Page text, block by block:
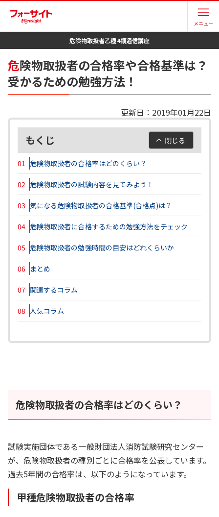
メニュー
危険物取扱者乙種4類通信講座
危険物取扱者の合格率や合格基準は？
受かるための勉強方法！
更新日： 2019年01月22日
もくじ 閉じる
01 危険物取扱者の合格率はどのくらい？
02 危険物取扱者の試験内容を見てみよう！
03 気になる危険物取扱者の合格基準(合格点)は？
04 危険物取扱者に合格するための勉強方法をチェック
05 危険物取扱者の勉強時間の目安はどれくらいか
06 まとめ
07 関連するコラム
08 人気コラム
危険物取扱者の合格率はどのくらい？
試験実施団体である一般財団法人消防試験研究センター
が、危険物取扱者の種別ごとに合格率を公表しています。
過去5年間の合格率は、以下のようになっています。
甲種危険物取扱者の合格率